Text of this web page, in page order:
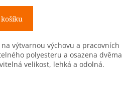
výtvarnou výchovu a pracovních
polyesteru a osazena dvěma
velikost, lehká a odolná.